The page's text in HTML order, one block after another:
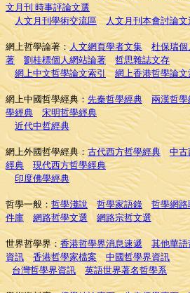
文月刊 時事評論文選
人文月刊學術交流區
人文月刊本會討論文
網上哲學論著：人文網頁學者文集 杜保瑞
著
劉桂標個人網站論著
哲思雜誌文存
網上中文哲學論文索引
網上香港哲學論文
網上中國哲學經典：先秦哲學經典 兩漢哲學
學經典
宋明哲學經典
近代中哲經典
網上外國哲學經典：古代西方哲學經典 中古
經典
現代西方哲學經典
印度佛學經典
哲學一般：哲學淺說 哲學家語錄 哲學網路
件庫
網路哲學文選 網路宗哲文選
世界哲學界：香港哲學界消息速遞 其他華語
資訊
香港哲學家檔案
中國哲學界資訊
台灣哲學界資訊
英語世界著名哲學系